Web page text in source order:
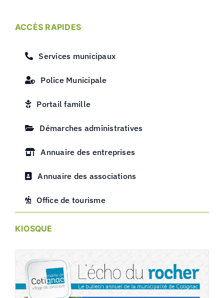
ACCÈS RAPIDES
Services municipaux
Police Municipale
Portail famille
Démarches administratives
Annuaire des entreprises
Annuaire des associations
Office de tourisme
KIOSQUE